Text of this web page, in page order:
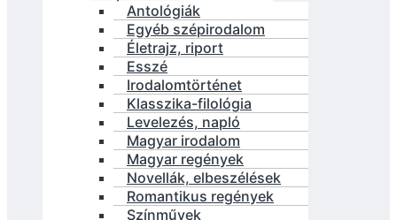
Antológiák
Egyéb szépirodalom
Életrajz, riport
Esszé
Irodalomtörténet
Klasszika-filológia
Levelezés, napló
Magyar irodalom
Magyar regények
Novellák, elbeszélések
Romantikus regények
Színművek